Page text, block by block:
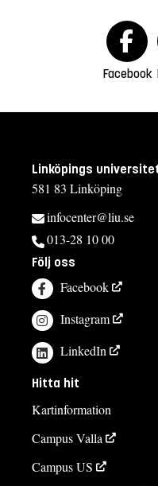
Facebook
Linköpings
581 83 Linköping
infocenter@liu.se
013-28 10 00
Följ oss
Facebook
Instagram
LinkedIn
Hitta hit
Kartinformation
Campus Valla
Campus US